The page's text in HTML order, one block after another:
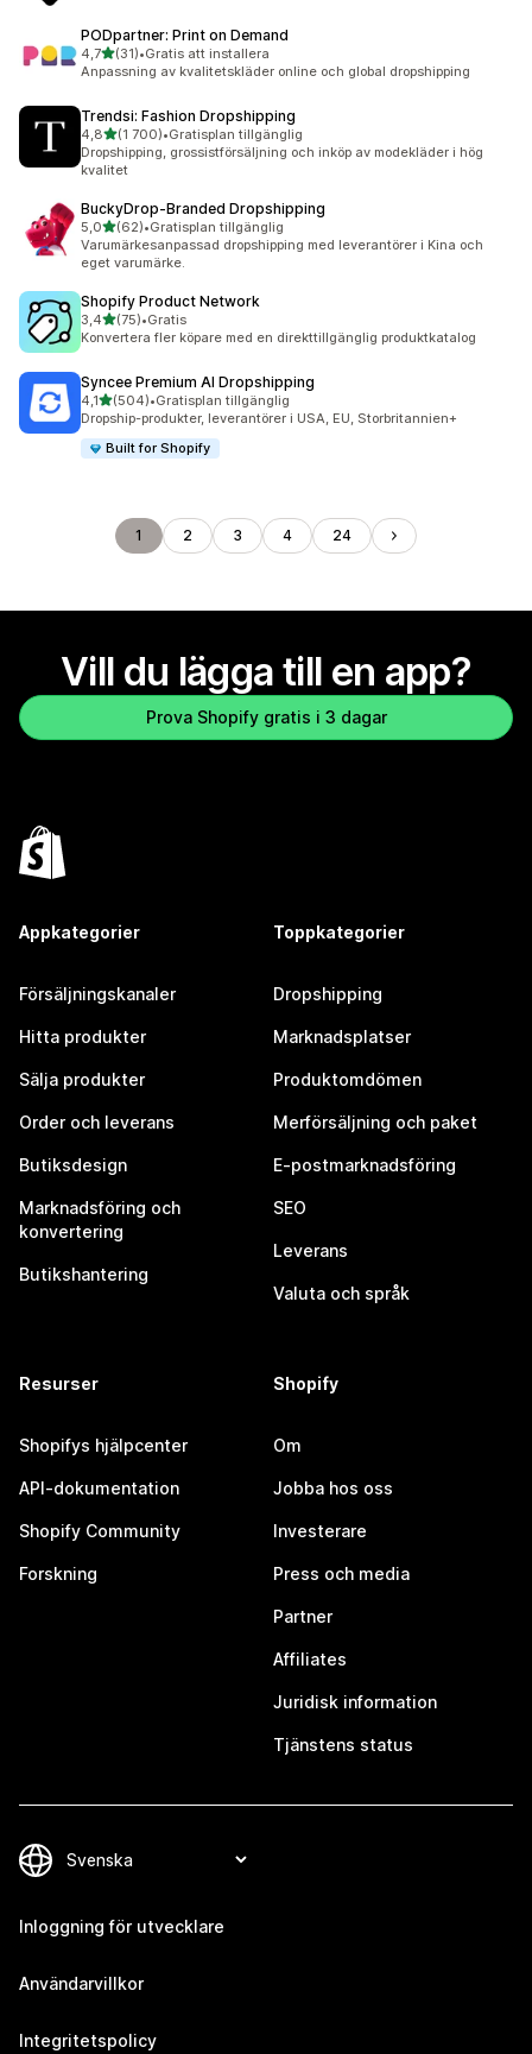
PODpartner: Print on Demand
4,7av 5 stjärnor
(31)
31 recensioner totalt
•Gratis att installera
Anpassning av kvalitetskläder online och global dropshipping
Trendsi: Fashion Dropshipping
4,8av 5 stjärnor
(1 700)
1700 recensioner totalt
•Gratisplan tillgänglig
Dropshipping, grossistförsäljning och inköp av modekläder i hög
kvalitet
BuckyDrop‑Branded Dropshipping
5,0av 5 stjärnor
(62)
62 recensioner totalt
•Gratisplan tillgänglig
Varumärkesanpassad dropshipping med leverantörer i Kina och
eget varumärke.
Shopify Product Network
3,4av 5 stjärnor
(75)
75 recensioner totalt
•Gratis
Konvertera fler köpare med en direkttillgänglig produktkatalog
Syncee Premium AI Dropshipping
4,1av 5 stjärnor
(504)
504 recensioner totalt
•Gratisplan tillgänglig
Dropship-produkter, leverantörer i USA, EU, Storbritannien+
Built for Shopify
1 2 3 4 24
Vill du lägga till en app?
Prova Shopify gratis i 3 dagar
Appkategorier
Försäljningskanaler
Hitta produkter
Sälja produkter
Order och leverans
Butiksdesign
Marknadsföring och
konvertering
Butikshantering
Toppkategorier
Dropshipping
Marknadsplatser
Produktomdömen
Merförsäljning och paket
E-postmarknadsföring
SEO
Leverans
Valuta och språk
Resurser
Shopifys hjälpcenter
API-dokumentation
Shopify Community
Forskning
Shopify
Om
Jobba hos oss
Investerare
Press och media
Partner
Affiliates
Juridisk information
Tjänstens status
Inloggning för utvecklare
Användarvillkor
Integritetspolicy